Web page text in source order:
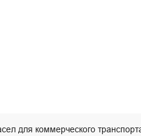
для коммерческого